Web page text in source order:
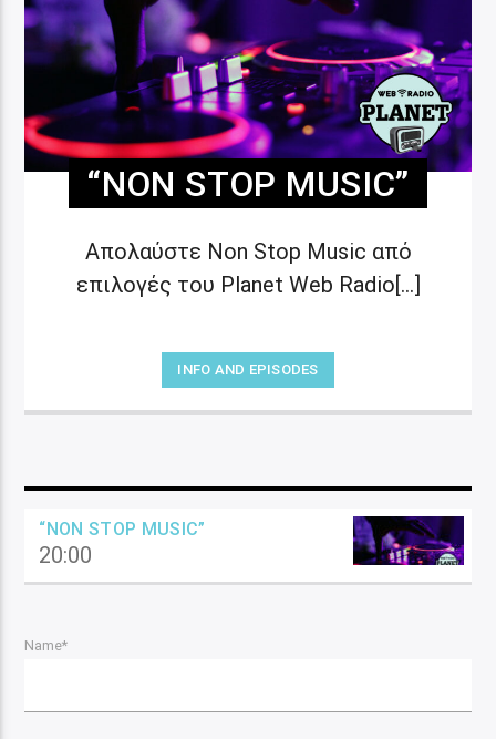
“NON STOP MUSIC”
Απολαύστε Non Stop Music από
επιλογές του Planet Web Radio[...]
INFO AND EPISODES
“NON STOP MUSIC”
20:00
Name*